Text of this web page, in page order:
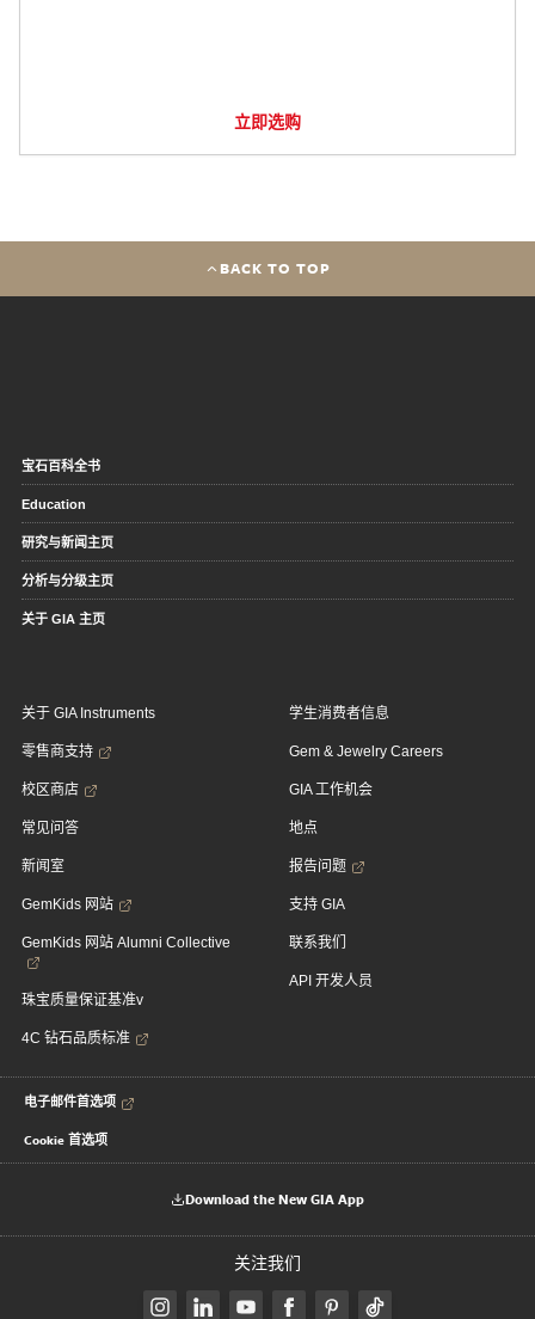
立即选购
BACK TO TOP
宝石百科全书
Education
研究与新闻主页
分析与分级主页
关于 GIA 主页
关于 GIA Instruments
零售商支持
校区商店
常见问答
新闻室
GemKids 网站
GemKids 网站 Alumni Collective
珠宝质量保证基准v
4C 钻石品质标准
学生消费者信息
Gem & Jewelry Careers
GIA 工作机会
地点
报告问题
支持 GIA
联系我们
API 开发人员
电子邮件首选项
Cookie 首选项
Download the New GIA App
关注我们